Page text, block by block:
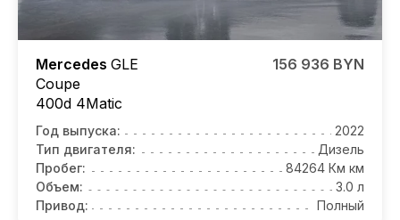
Mercedes GLE
Coupe
400d 4Matic
156 936 BYN
Год выпуска:
2022
Тип двигателя:
Дизель
Пробег:
84264 Км км
Объем:
3.0 л
Привод:
Полный